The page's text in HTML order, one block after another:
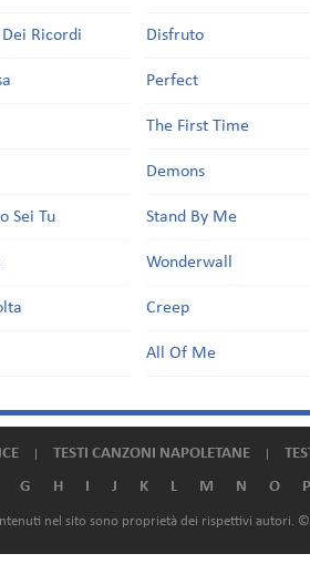
Dei Ricordi
Sei Tu
Disfruto
Perfect
The First Time
Demons
Stand By Me
Wonderwall
Creep
All Of Me
TESTI CANZONI NAPOLETANE
G H I J K L M N O P
nel sito sono proprietà dei rispettivi autori.